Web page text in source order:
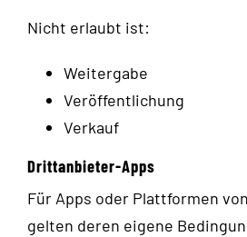
Nicht erlaubt ist:
Weitergabe
Veröffentlichung
Verkauf
Drittanbieter-Apps
Für Apps oder Plattformen
gelten deren eigene